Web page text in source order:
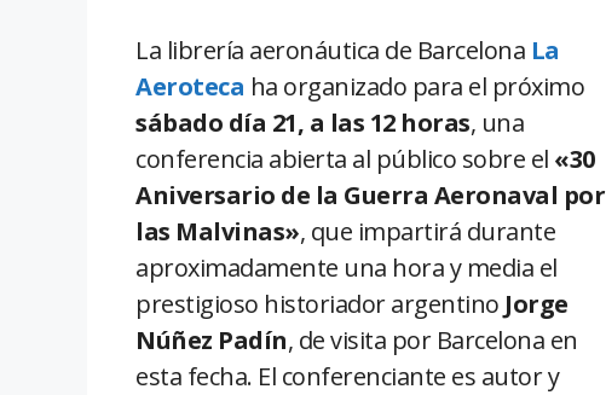
La librería aeronáutica de Barcelona La
Aeroteca ha organizado para el próximo
sábado día 21, a las 12 horas, una
conferencia abierta al público sobre el «30
Aniversario de la Guerra Aeronaval por
las Malvinas», que impartirá durante
aproximadamente una hora y media el
prestigioso historiador argentino Jorge
Núñez Padín, de visita por Barcelona en
esta fecha. El conferenciante es autor y